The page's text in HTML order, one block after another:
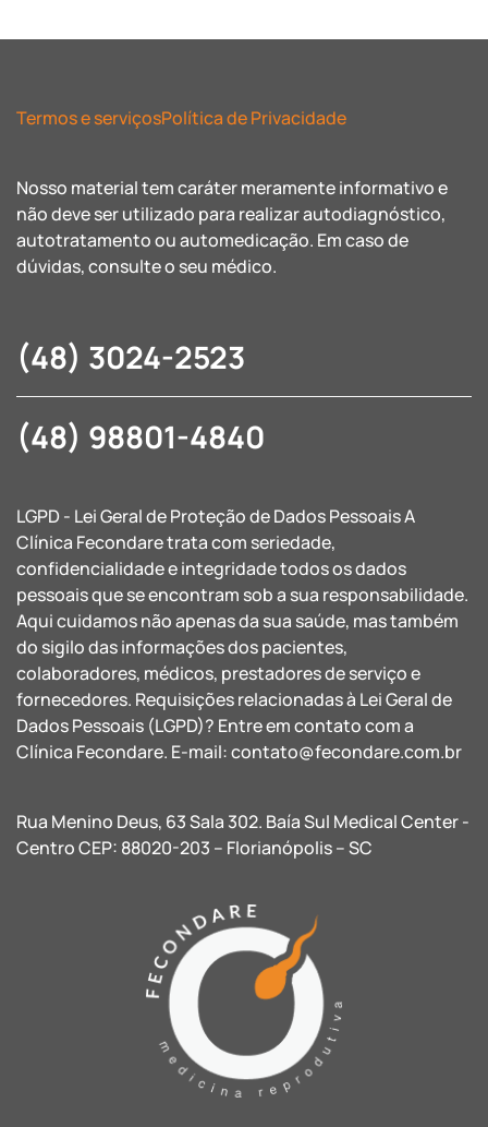
Termos e serviçosPolítica de Privacidade
Nosso material tem caráter meramente informativo e
não deve ser utilizado para realizar autodiagnóstico,
autotratamento ou automedicação. Em caso de
dúvidas, consulte o seu médico.
(48) 3024-2523
(48) 98801-4840
LGPD - Lei Geral de Proteção de Dados Pessoais A
Clínica Fecondare trata com seriedade,
confidencialidade e integridade todos os dados
pessoais que se encontram sob a sua responsabilidade.
Aqui cuidamos não apenas da sua saúde, mas também
do sigilo das informações dos pacientes,
colaboradores, médicos, prestadores de serviço e
fornecedores. Requisições relacionadas à Lei Geral de
Dados Pessoais (LGPD)? Entre em contato com a
Clínica Fecondare. E-mail:contato@fecondare.com.br
Rua Menino Deus, 63 Sala 302. Baía Sul Medical Center -
Centro CEP: 88020-203 – Florianópolis – SC